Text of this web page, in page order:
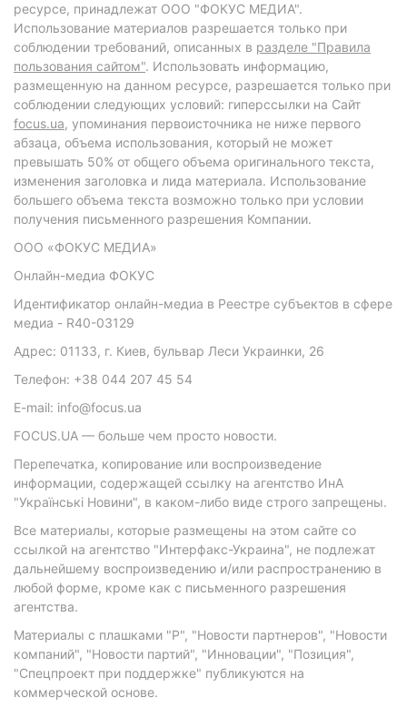
ресурсе, принадлежат ООО "ФОКУС МЕДИА".
Использование материалов разрешается только при
соблюдении требований, описанных в разделе "Правила
пользования сайтом". Использовать информацию,
размещенную на данном ресурсе, разрешается только при
соблюдении следующих условий: гиперссылки на Сайт
focus.ua, упоминания первоисточника не ниже первого
абзаца, объема использования, который не может
превышать 50% от общего объема оригинального текста,
изменения заголовка и лида материала. Использование
большего объема текста возможно только при условии
получения письменного разрешения Компании.
ООО «ФОКУС МЕДИА»
Онлайн-медиа ФОКУС
Идентификатор онлайн-медиа в Реестре субъектов в сфере
медиа - R40-03129
Адрес: 01133, г. Киев, бульвар Леси Украинки, 26
Телефон: +38 044 207 45 54
E-mail: info@focus.ua
FOCUS.UA — больше чем просто новости.
Перепечатка, копирование или воспроизведение
информации, содержащей ссылку на агентство ИнА
"Українські Новини", в каком-либо виде строго запрещены.
Все материалы, которые размещены на этом сайте со
ссылкой на агентство "Интерфакс-Украина", не подлежат
дальнейшему воспроизведению и/или распространению в
любой форме, кроме как с письменного разрешения
агентства.
Материалы с плашками "Р", "Новости партнеров", "Новости
компаний", "Новости партий", "Инновации", "Позиция",
"Спецпроект при поддержке" публикуются на
коммерческой основе.